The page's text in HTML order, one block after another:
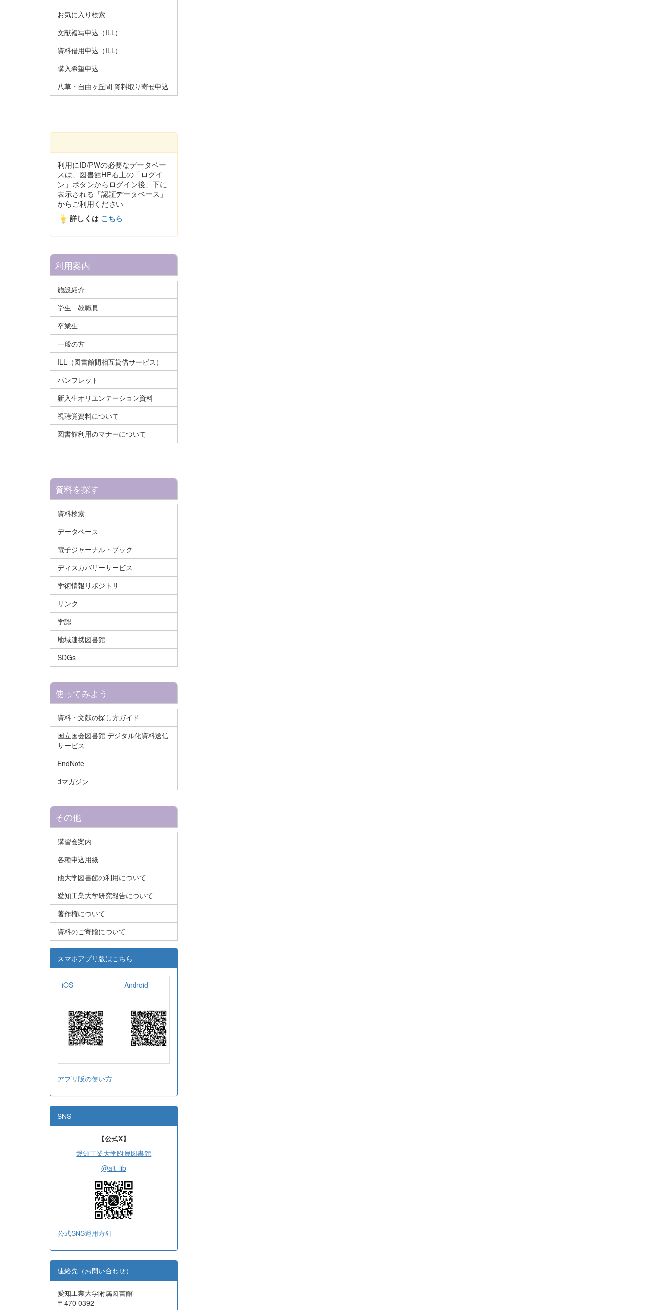
お気に入り検索
文献複写申込（ILL）
資料借用申込（ILL）
購入希望申込
八草・自由ヶ丘間 資料取り寄せ申込
利用にID/PWの必要なデータベー
スは、図書館HP右上の「ログイ
ン」ボタンからログイン後、下に
表示される「認証データベース」
からご利用ください
詳しくは こちら
利用案内
施設紹介
学生・教職員
卒業生
一般の方
ILL（図書館間相互貸借サービス）
パンフレット
新入生オリエンテーション資料
視聴覚資料について
図書館利用のマナーについて
資料を探す
資料検索
データベース
電子ジャーナル・ブック
ディスカバリーサービス
学術情報リポジトリ
リンク
学認
地域連携図書館
SDGs
使ってみよう
資料・文献の探し方ガイド
国立国会図書館 デジタル化資料送信
サービス
EndNote
dマガジン
その他
講習会案内
各種申込用紙
他大学図書館の利用について
愛知工業大学研究報告について
著作権について
資料のご寄贈について
スマホアプリ版はこちら
iOS Android
アプリ版の使い方
SNS
【公式X】
愛知工業大学附属図書館
@ait_lib
公式SNS運用方針
連絡先（お問い合わせ）
愛知工業大学附属図書館
〒470-0392